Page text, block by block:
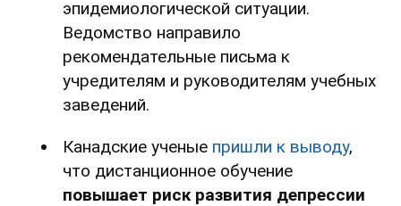
эпидемиологической ситуации.
Ведомство направило
рекомендательные письма к
учредителям и руководителям учебных
заведений.
Канадские ученые пришли к выводу,
что дистанционное обучение
повышает риск развития депрессии